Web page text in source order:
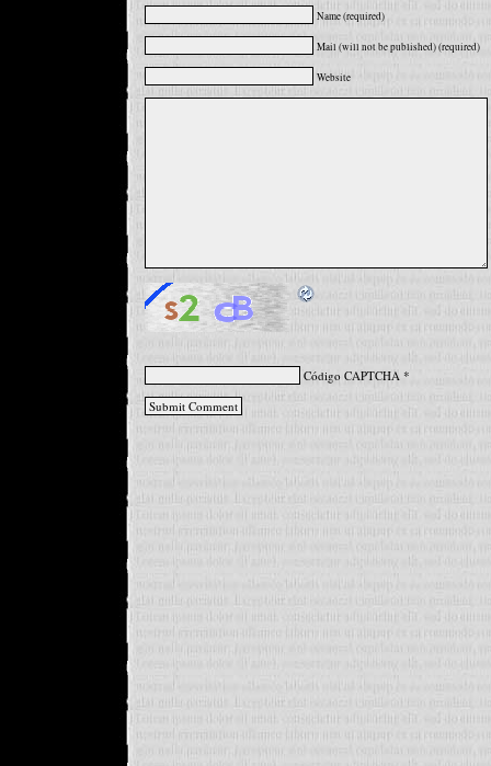
Name (required)
Mail (will not be published) (required)
Website
Código CAPTCHA*